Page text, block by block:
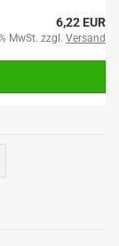
6,22 EUR
MwSt. zzgl. Versand